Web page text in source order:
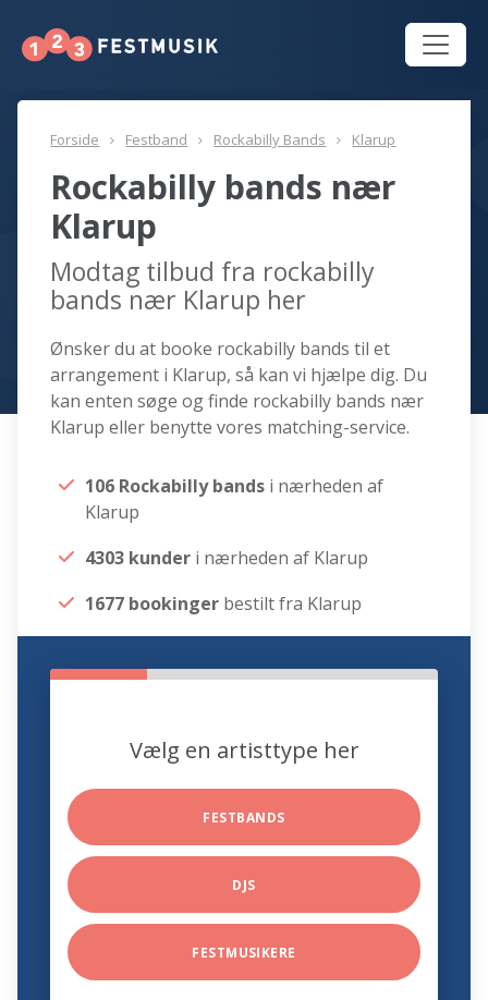
Forside Festband Rockabilly Bands Klarup
Rockabilly bands nær
Klarup
Modtag tilbud fra rockabilly
bands nær Klarup her
Ønsker du at booke rockabilly bands til et
arrangement i Klarup, så kan vi hjælpe dig. Du
kan enten søge og finde rockabilly bands nær
Klarup eller benytte vores matching-service.
106 Rockabilly bands i nærheden af
Klarup
4303 kunder i nærheden af Klarup
1677 bookinger bestilt fra Klarup
Vælg en artisttype her
FESTBANDS
DJS
FESTMUSIKERE